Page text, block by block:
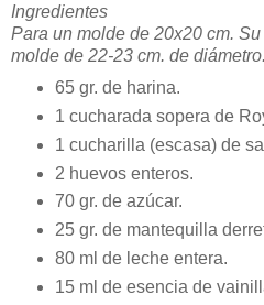
Ingredientes
Para un molde de 20x20 cm.
molde de 22-23 cm. de diámetro.
65 gr. de harina.
1 cucharada sopera de
1 cucharilla (escasa) de
2 huevos enteros.
70 gr. de azúcar.
25 gr. de mantequilla
80 ml de leche entera.
15 ml de esencia de